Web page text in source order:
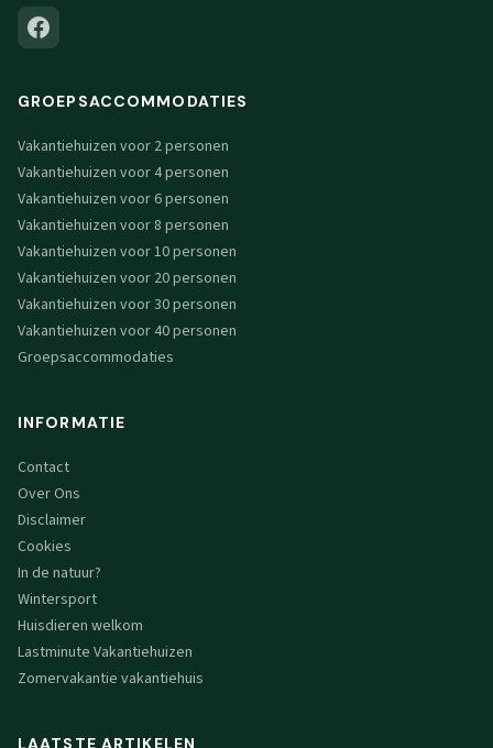
GROEPSACCOMMODATIES
Vakantiehuizen voor 2 personen
Vakantiehuizen voor 4 personen
Vakantiehuizen voor 6 personen
Vakantiehuizen voor 8 personen
Vakantiehuizen voor 10 personen
Vakantiehuizen voor 20 personen
Vakantiehuizen voor 30 personen
Vakantiehuizen voor 40 personen
Groepsaccommodaties
INFORMATIE
Contact
Over Ons
Disclaimer
Cookies
In de natuur?
Wintersport
Huisdieren welkom
Lastminute Vakantiehuizen
Zomervakantie vakantiehuis
LAATSTE ARTIKELEN